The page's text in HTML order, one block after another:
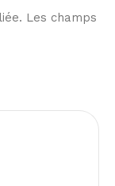
Les champs